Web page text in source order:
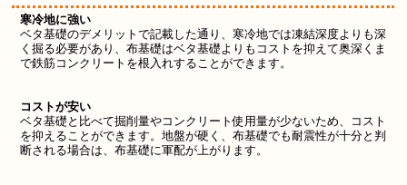
寒冷地に強い
ベタ基礎のデメリットで記載した通り、寒冷地では凍結深度よりも深
く掘る必要があり、布基礎はベタ基礎よりもコストを抑えて奥深くま
で鉄筋コンクリートを根入れすることができます。
コストが安い
ベタ基礎と比べて掘削量やコンクリート使用量が少ないため、コスト
を抑えることができます。地盤が硬く、布基礎でも耐震性が十分と判
断される場合は、布基礎に軍配が上がります。